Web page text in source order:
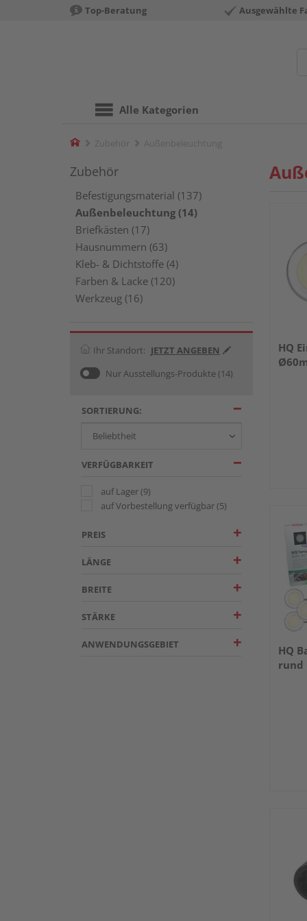
Top-Beratung Ausgewählte
Alle Kategorien
Home
Zubehör
Befestigungsmaterial (137)
Außenbeleuchtung (14)
Briefkästen (17)
Hausnummern (63)
Kleb- & Dichtstoffe (4)
Farben & Lacke (120)
Werkzeug (16)
Ihr Standort: JETZT ANGEBEN
Nur Ausstellungs-Produkte (14)
SORTIERUNG:
VERFÜGBARKEIT
auf Lager(9)
auf Vorbestellung verfügbar(5)
PREIS
LÄNGE
BREITE
STÄRKE
ANWENDUNGSGEBIET
HQ
HQ
rund